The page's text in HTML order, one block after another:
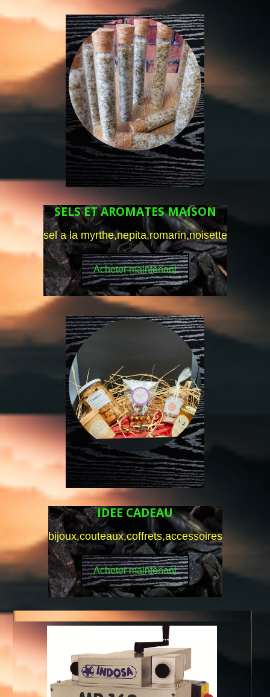
SELS ET AROMATES MAISON
sel a la myrthe,nepita,romarin,noisette
Acheter maintenant
IDEE CADEAU
bijoux,couteaux,coffrets,accessoires
Acheter maintenant